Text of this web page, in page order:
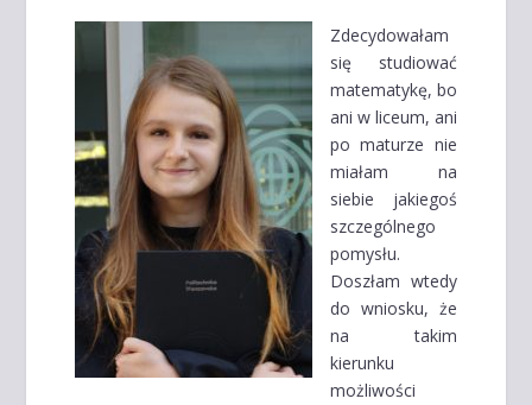
Zdecydowałam
się studiować
matematykę, bo
ani w liceum, ani
po maturze nie
miałam na
siebie jakiegoś
szczególnego
pomysłu.
Doszłam wtedy
do wniosku, że
na takim
kierunku
możliwości